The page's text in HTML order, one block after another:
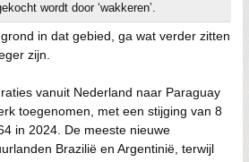
wordt door ‘wakkeren’.
in dat gebied, ga wat verder zitten
zijn.
vanuit Nederland naar Paraguay
toegenomen, met een stijging van 8
in 2024. De meeste nieuwe
Brazilië en Argentinië, terwijl